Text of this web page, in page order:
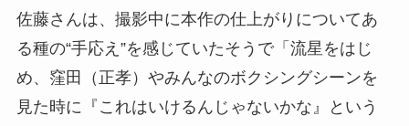
佐藤さんは、撮影中に本作の仕上がりについてあ
る種の“手応え”を感じていたそうで「流星をはじ
め、窪田（正孝）やみんなのボクシングシーンを
見た時に『これはいけるんじゃないかな』という